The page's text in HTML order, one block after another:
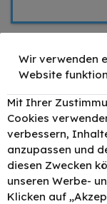
Zubehör
TONEX
HP 72 /
Matt
TONEX
HP 72 /
Foto
HP 72 /
Magenta
Wir verwenden
Website
Mit Ihrer
Cookies
verbessern,
anzupassen und
diesen Zwecken
unseren Werbe-
Klicken auf